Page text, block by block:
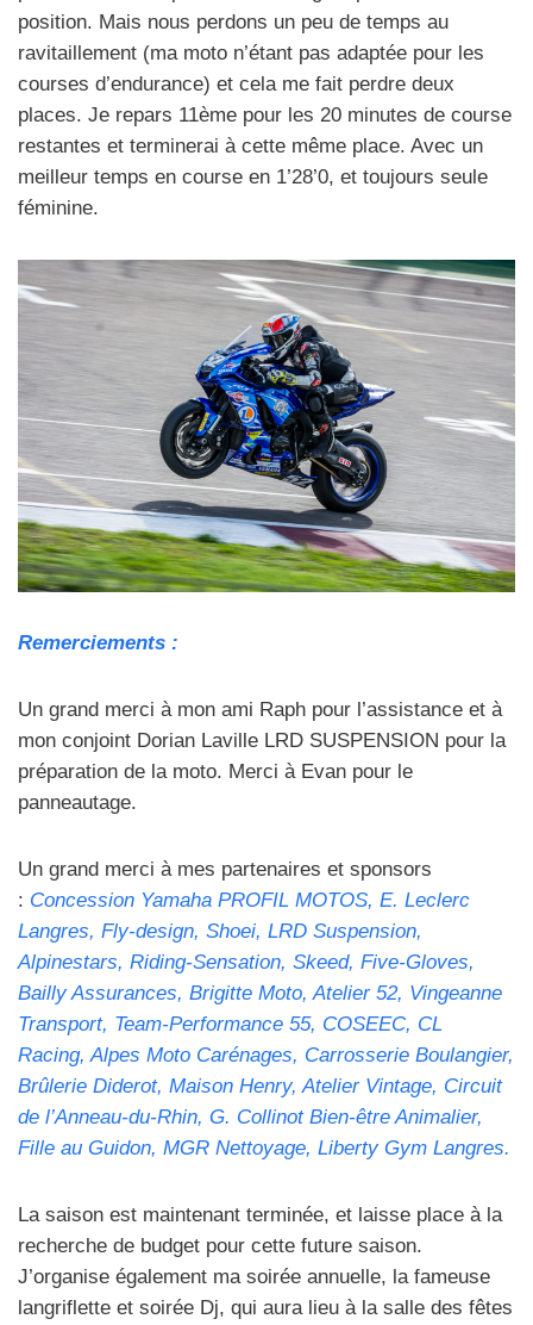
position. Mais nous perdons un peu de temps au
ravitaillement (ma moto n’étant pas adaptée pour les
courses d’endurance) et cela me fait perdre deux
places. Je repars 11ème pour les 20 minutes de course
restantes et terminerai à cette même place. Avec un
meilleur temps en course en 1’28’0, et toujours seule
féminine.
Remerciements :
Un grand merci à mon ami Raph pour l’assistance et à
mon conjoint Dorian Laville LRD SUSPENSION pour la
préparation de la moto. Merci à Evan pour le
panneautage.
Un grand merci à mes partenaires et sponsors
: Concession Yamaha PROFIL MOTOS, E. Leclerc
Langres, Fly-design, Shoei, LRD Suspension,
Alpinestars, Riding-Sensation, Skeed, Five-Gloves,
Bailly Assurances, Brigitte Moto, Atelier 52, Vingeanne
Transport, Team-Performance 55, COSEEC, CL
Racing, Alpes Moto Carénages, Carrosserie Boulangier,
Brûlerie Diderot, Maison Henry, Atelier Vintage, Circuit
de l’Anneau-du-Rhin, G. Collinot Bien-être Animalier,
Fille au Guidon, MGR Nettoyage, Liberty Gym Langres.
La saison est maintenant terminée, et laisse place à la
recherche de budget pour cette future saison.
J’organise également ma soirée annuelle, la fameuse
langriflette et soirée Dj, qui aura lieu à la salle des fêtes